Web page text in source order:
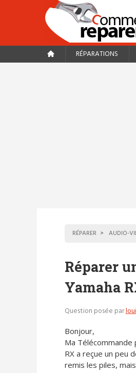
RÉPARATIONS
RÉPARER AUDIO-
Réparer
Yamaha
Question posée par
Bonjour,
Ma Télécommande
RX a reçue un peu
remis les piles,